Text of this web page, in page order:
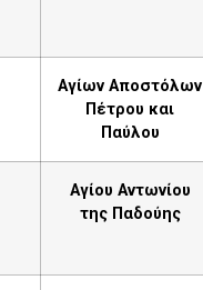
Αγίων Αποστόλων
Πέτρου και
Παύλου
Αγίου Αντωνίου
της Παδούης